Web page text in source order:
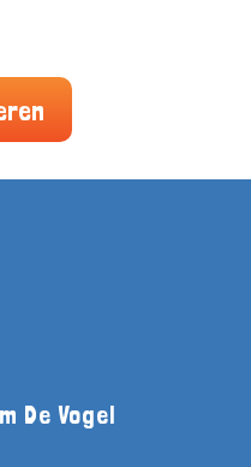
De Vogel